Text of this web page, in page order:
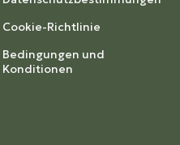
Cookie-Richtlinie
Bedingungen und
Konditionen